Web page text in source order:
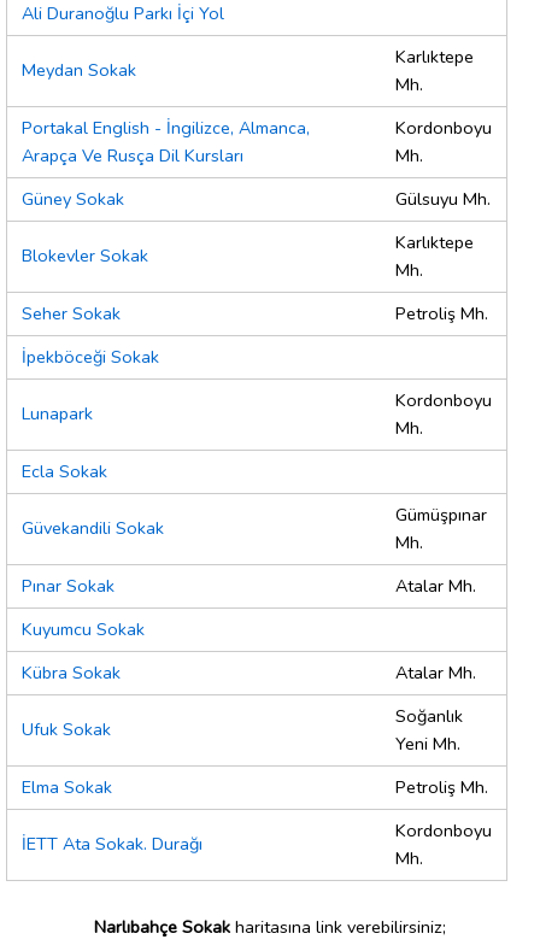
Ali Duranoğlu Parkı İçi Yol
Meydan Sokak
Karlıktepe
Mh.
Portakal English - İngilizce, Almanca,
Arapça Ve Rusça Dil Kursları
Kordonboyu
Mh.
Güney Sokak
Gülsuyu Mh.
Blokevler Sokak
Karlıktepe
Mh.
Seher Sokak
Petroliş Mh.
İpekböceği Sokak
Lunapark
Kordonboyu
Mh.
Ecla Sokak
Güvekandili Sokak
Gümüşpınar
Mh.
Pınar Sokak
Atalar Mh.
Kuyumcu Sokak
Kübra Sokak
Atalar Mh.
Ufuk Sokak
Soğanlık
Yeni Mh.
Elma Sokak
Petroliş Mh.
İETT Ata Sokak. Durağı
Kordonboyu
Mh.
Narlıbahçe Sokak haritasına link verebilirsiniz;